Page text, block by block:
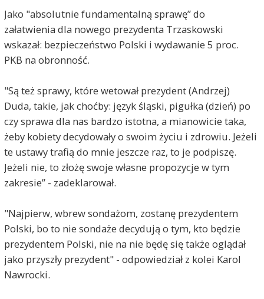
Jako "absolutnie fundamentalną sprawę” do
załatwienia dla nowego prezydenta Trzaskowski
wskazał: bezpieczeństwo Polski i wydawanie 5 proc.
PKB na obronność.
"Są też sprawy, które wetował prezydent (Andrzej)
Duda, takie, jak choćby: język śląski, pigułka (dzień) po
czy sprawa dla nas bardzo istotna, a mianowicie taka,
żeby kobiety decydowały o swoim życiu i zdrowiu. Jeżeli
te ustawy trafią do mnie jeszcze raz, to je podpiszę.
Jeżeli nie, to złożę swoje własne propozycje w tym
zakresie” - zadeklarował.
"Najpierw, wbrew sondażom, zostanę prezydentem
Polski, bo to nie sondaże decydują o tym, kto będzie
prezydentem Polski, nie na nie będę się także oglądał
jako przyszły prezydent" - odpowiedział z kolei Karol
Nawrocki.